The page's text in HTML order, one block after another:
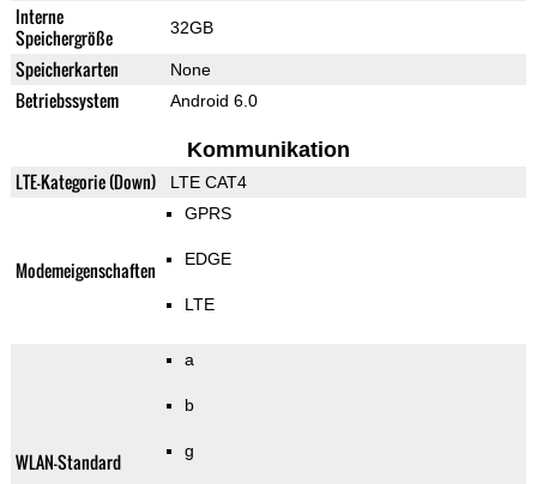
Interne
Speichergröße
32GB
Speicherkarten None
Betriebssystem Android 6.0
Kommunikation
LTE-Kategorie (Down) LTE CAT4
Modemeigenschaften
GPRS
EDGE
LTE
WLAN-Standard
a
b
g